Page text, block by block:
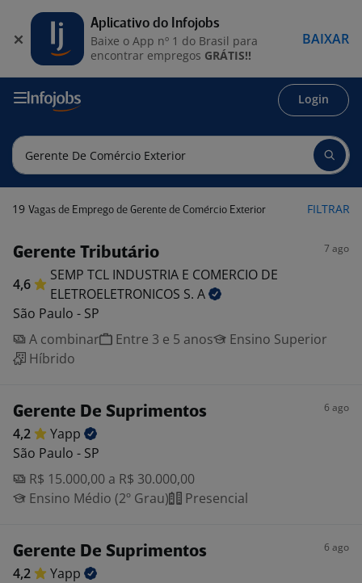
Login
19 Vagas de Emprego de Gerente de Comércio Exterior FILTRAR
Gerente Tributário 7 ago
4,6
SEMP TCL INDUSTRIA E COMERCIO DE
ELETROELETRONICOS S. A
São Paulo - SP
A combinar
Entre 3 e 5 anos
Ensino Superior
Híbrido
Gerente De Suprimentos 6 ago
4,2
Yapp
São Paulo - SP
R$ 15.000,00 a R$ 30.000,00
Ensino Médio (2º Grau)
Presencial
Gerente De Suprimentos 6 ago
4,2
Yapp
Aplicativo do Infojobs
Baixe o App nº 1 do Brasil para
encontrar empregos GRÁTIS!!
BAIXAR